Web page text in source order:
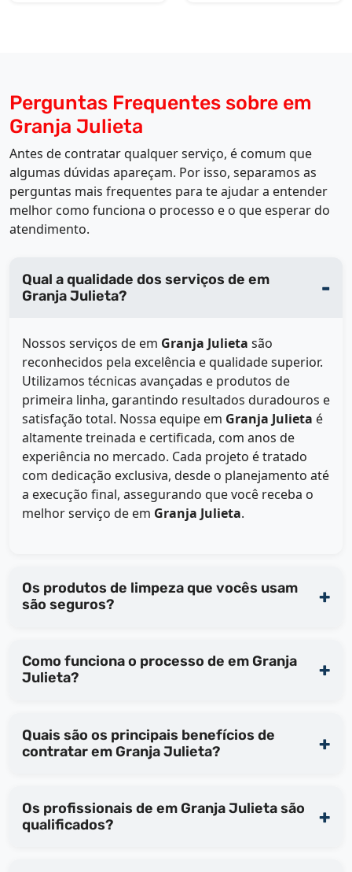
Perguntas Frequentes sobre em
Granja Julieta
Antes de contratar qualquer serviço, é comum que
algumas dúvidas apareçam. Por isso, separamos as
perguntas mais frequentes para te ajudar a entender
melhor como funciona o processo e o que esperar do
atendimento.
Qual a qualidade dos serviços de em
Granja Julieta?
Nossos serviços de em Granja Julieta são
reconhecidos pela excelência e qualidade superior.
Utilizamos técnicas avançadas e produtos de
primeira linha, garantindo resultados duradouros e
satisfação total. Nossa equipe em Granja Julieta é
altamente treinada e certificada, com anos de
experiência no mercado. Cada projeto é tratado
com dedicação exclusiva, desde o planejamento até
a execução final, assegurando que você receba o
melhor serviço de em Granja Julieta.
Os produtos de limpeza que vocês usam
são seguros?
Como funciona o processo de em Granja
Julieta?
Quais são os principais benefícios de
contratar em Granja Julieta?
Os profissionais de em Granja Julieta são
qualificados?